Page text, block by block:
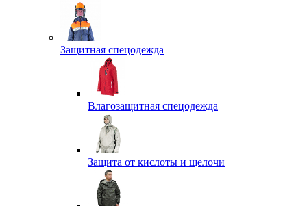
Защитная спецодежда
Влагозащитная спецодежда
Защита от кислоты и щелочи